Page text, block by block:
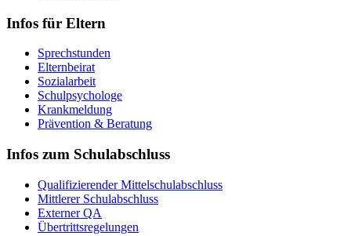
Infos für Eltern
Sprechstunden
Elternbeirat
Sozialarbeit
Schulpsychologe
Krankmeldung
Prävention & Beratung
Infos zum Schulabschluss
Qualifizierender Mittelschulabschluss
Mittlerer Schulabschluss
Externer QA
Übertrittsregelungen